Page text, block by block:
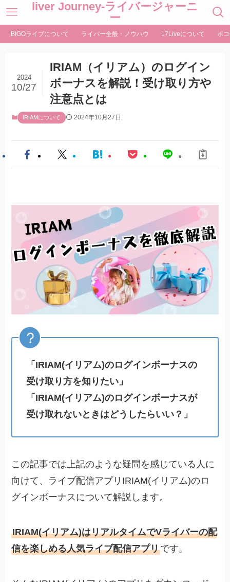
liver Journey-ライバージャーニ
ー
BIGOライブについて ライバー全般・ノウハウ 17Liveについて ポ
IRIAM（イリアム）のログイン
ボーナスを解説！受け取り方や
注意点とは
2024
10/27
IRIAMについて 2024年10月27日
「IRIAM(イリアム)のログインボーナスの
受け取り方を知りたい」
「IRIAM(イリアム)のログインボーナスが
受け取れないときはどうしたらいい？」
この記事では上記のような疑問を感じている人に
向けて、ライブ配信アプリIRIAM(イリアム)のロ
グインボーナスについて解説します。
IRIAM(イリアム)はリアルタイムでVライバーの配
信を楽しめる人気ライブ配信アプリです。